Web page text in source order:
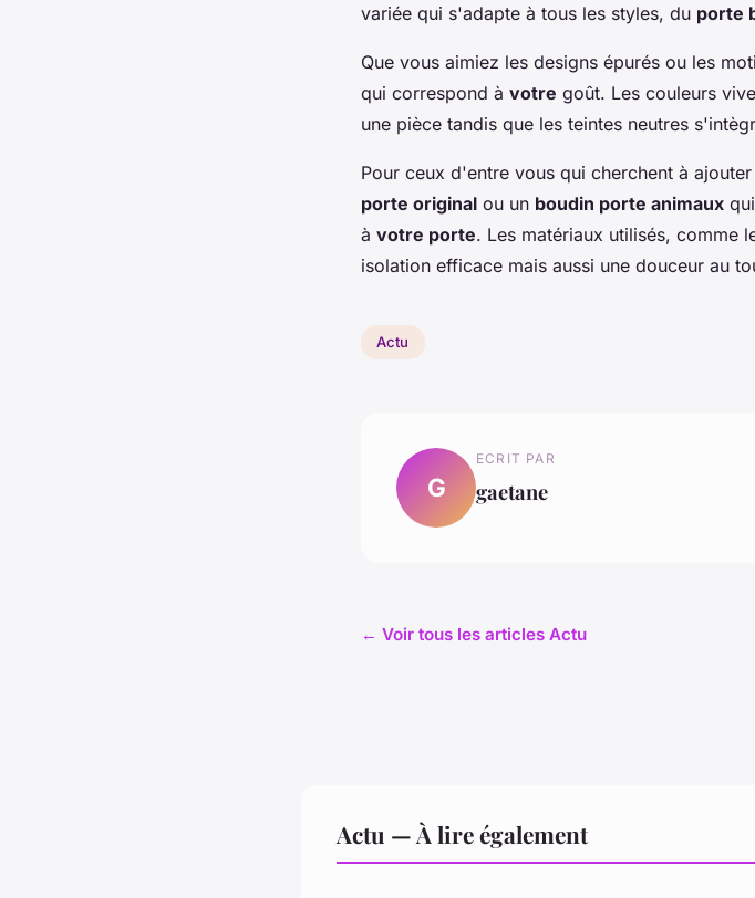
variée qui s'adapte à tous les styles, du porte
Que vous aimiez les designs épurés ou les
qui correspond à votre goût. Les couleurs
une pièce tandis que les teintes neutres
Pour ceux d'entre vous qui cherchent à
porte original ou un boudin porte animaux
à votre porte. Les matériaux utilisés, comme
isolation efficace mais aussi une douceur au
Actu
G
ECRIT PAR
gaetane
← Voir tous les articles Actu
Actu — À lire également